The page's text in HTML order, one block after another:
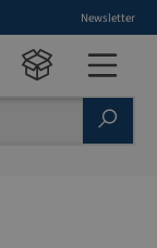
Newsletter